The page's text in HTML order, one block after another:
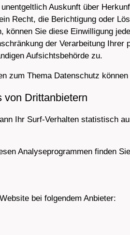
Auskunft über
Recht, die Berichtigung oder
können Sie diese Einwilligung
der Verarbeitung
Aufsichtsbehörde zu.
zum Thema Datenschutz
von Dritt­anbietern
Ihr Surf-Verhalten statistisch
Analyseprogrammen finden
bei folgendem Anbieter: